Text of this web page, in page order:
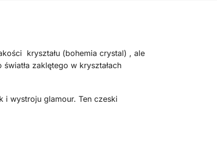
kryształu (bohemia crystal) , ale
zaklętego w kryształach
i wystroju glamour. Ten czeski